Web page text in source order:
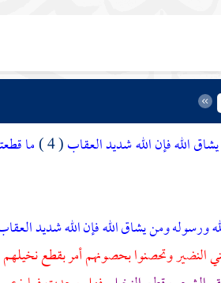
الله فإن الله شديد العقاب( 4 )
ما
ورسوله ومن يشاق الله فإن الله شديد
النضيروتحصنوا بحصونهم أمر بقطع نخيلهم